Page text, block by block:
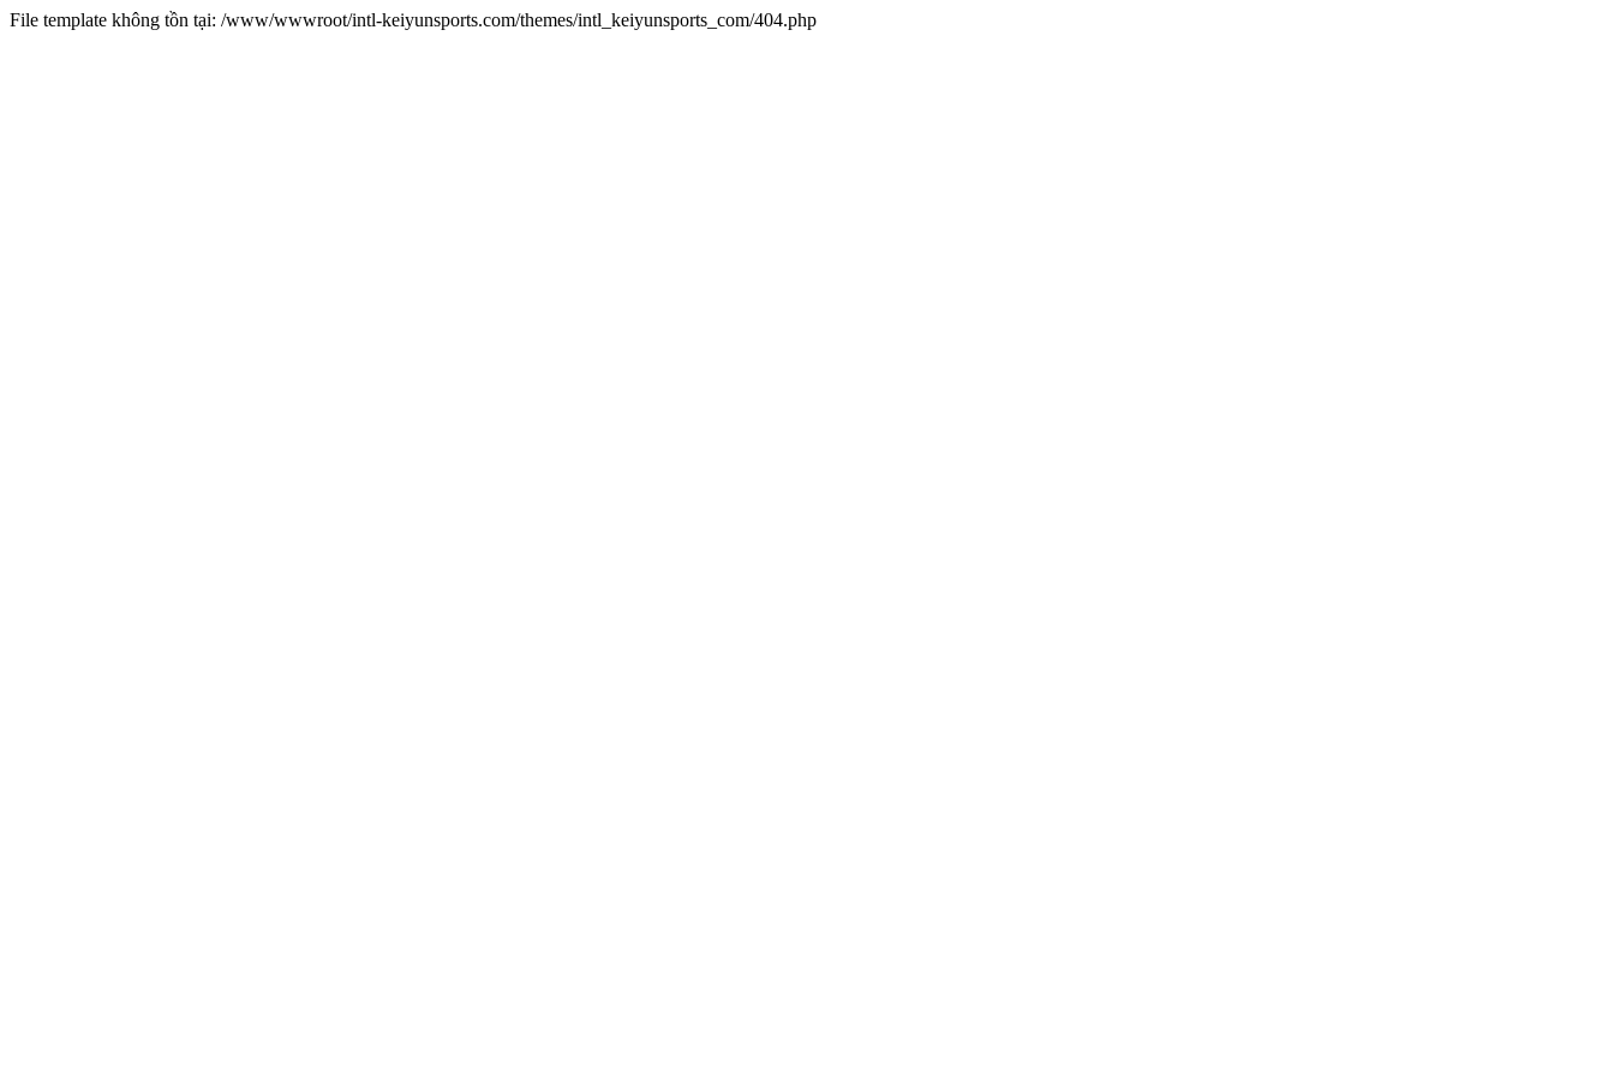
File template không tồn tại: /www/wwwroot/intl-keiyunsports.com/themes/intl_keiyunsports_com/404.php